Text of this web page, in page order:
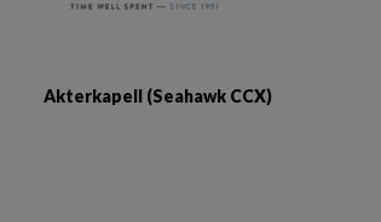
Akterkapell (Seahawk CCX)